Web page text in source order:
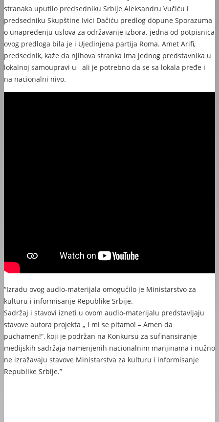
stranaka uputilo predsedniku Srbije Aleksandru Vučiću i
predsedniku Skupštine Ivici Dačiću predlog dopune Sporazuma
o unapređenju uslova za održavanje izbora. jedna od potpisnica
ovog predloga bila je i Ujedinjena partija Roma. Amet Arifi,
predsednik, kaže da njihova stranka ima jednog predstavnika u
lokalnoj samoupravi u ali je potrebno da se sa lokala pređe i
na nacionalni nivo.
“Izradu ovog audio-materijala omogućilo je Ministarstvo za
kulturu i informisanje Republike Srbije.
Sadržaj i stavovi izneti u ovom audio-materijalu predstavljaju
stavove autora projekta „ I mi se pitamo! – Amen da
puchamen!“, koji je podržan na Konkursu za sufinansiranje
medijskih sadržaja namenjenih nacionalnim manjinama i nužno
ne izražavaju stavove Ministarstva za kulturu i informisanje
Republike Srbije.”